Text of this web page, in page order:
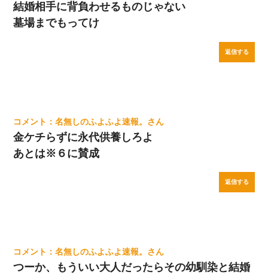
結婚相手に背負わせるものじゃない
墓場までもってけ
返信する
名無しのふよふよ速報。
金ケチらずに永代供養しろよ
あとは※６に賛成
返信する
名無しのふよふよ速報。
つーか、もういい大人だったらその幼馴染と結婚